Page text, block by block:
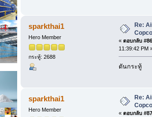
sparkthai1
Hero Member
กระทู้: 2688
Re:
Copco
« ตอบกลับ
11:39:42 PM
ดันกระทู้
sparkthai1
Hero Member
Re:
Copco
« ตอบกลับ